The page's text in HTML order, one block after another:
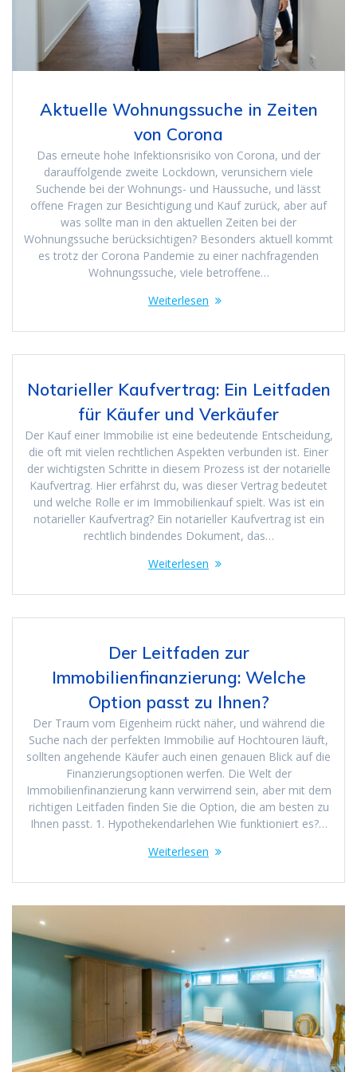
Aktuelle Wohnungssuche in Zeiten
von Corona
Das erneute hohe Infektionsrisiko von Corona, und der
darauffolgende zweite Lockdown, verunsichern viele
Suchende bei der Wohnungs- und Haussuche, und lässt
offene Fragen zur Besichtigung und Kauf zurück, aber auf
was sollte man in den aktuellen Zeiten bei der
Wohnungssuche berücksichtigen? Besonders aktuell kommt
es trotz der Corona Pandemie zu einer nachfragenden
Wohnungssuche, viele betroffene…
Weiterlesen
Notarieller Kaufvertrag: Ein Leitfaden
für Käufer und Verkäufer
Der Kauf einer Immobilie ist eine bedeutende Entscheidung,
die oft mit vielen rechtlichen Aspekten verbunden ist. Einer
der wichtigsten Schritte in diesem Prozess ist der notarielle
Kaufvertrag. Hier erfährst du, was dieser Vertrag bedeutet
und welche Rolle er im Immobilienkauf spielt. Was ist ein
notarieller Kaufvertrag? Ein notarieller Kaufvertrag ist ein
rechtlich bindendes Dokument, das…
Weiterlesen
Der Leitfaden zur
Immobilienfinanzierung: Welche
Option passt zu Ihnen?
Der Traum vom Eigenheim rückt näher, und während die
Suche nach der perfekten Immobilie auf Hochtouren läuft,
sollten angehende Käufer auch einen genauen Blick auf die
Finanzierungsoptionen werfen. Die Welt der
Immobilienfinanzierung kann verwirrend sein, aber mit dem
richtigen Leitfaden finden Sie die Option, die am besten zu
Ihnen passt. 1. Hypothekendarlehen Wie funktioniert es?…
Weiterlesen